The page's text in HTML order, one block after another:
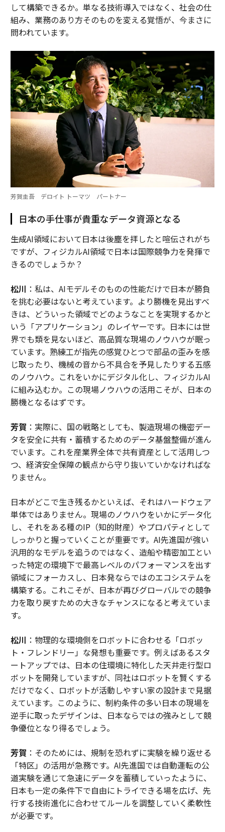
して構築できるか。単なる技術導入ではなく、社会の仕
組み、業務のあり方そのものを変える覚悟が、今まさに
問われています。
芳賀圭吾 デロイト トーマツ パートナー
日本の手仕事が貴重なデータ資源となる
――生成AI領域において日本は後塵を拝したと喧伝されがち
ですが、フィジカルAI領域で日本は国際競争力を発揮で
きるのでしょうか？
松川 ：私は、AIモデルそのものの性能だけで日本が勝負
を挑む必要はないと考えています。より勝機を見出すべ
きは、どういった領域でどのようなことを実現するかと
いう「アプリケーション」のレイヤーです。日本には世
界でも類を見ないほど、高品質な現場のノウハウが眠っ
ています。熟練工が指先の感覚ひとつで部品の歪みを感
じ取ったり、機械の音から不具合を予見したりする五感
のノウハウ。これをいかにデジタル化し、フィジカルAI
に組み込むか。この現場ノウハウの活用こそが、日本の
勝機となるはずです。
芳賀 ：実際に、国の戦略としても、製造現場の機密デー
タを安全に共有・蓄積するためのデータ基盤整備が進ん
でいます。これを産業界全体で共有資産として活用しつ
つ、経済安全保障の観点から守り抜いていかなければな
りません。
日本がどこで生き残るかといえば、それはハードウェア
単体ではありません。現場のノウハウをいかにデータ化
し、それをある種のIP（知的財産）やプロパティとして
しっかりと握っていくことが重要です。AI先進国が強い
汎用的なモデルを追うのではなく、造船や精密加工とい
った特定の環境下で最高レベルのパフォーマンスを出す
領域にフォーカスし、日本発ならではのエコシステムを
構築する。これこそが、日本が再びグローバルでの競争
力を取り戻すための大きなチャンスになると考えていま
す。
松川 ：物理的な環境側をロボットに合わせる「ロボッ
ト・フレンドリー」な発想も重要です。例えばあるスタ
ートアップでは、日本の住環境に特化した天井走行型ロ
ボットを開発していますが、同社はロボットを賢くする
だけでなく、ロボットが活動しやすい家の設計まで見据
えています。このように、制約条件の多い日本の現場を
逆手に取ったデザインは、日本ならではの強みとして競
争優位となり得るでしょう。
芳賀 ：そのためには、規制を恐れずに実験を繰り返せる
「特区」の活用が急務です。AI先進国では自動運転の公
道実験を通じて急速にデータを蓄積していったように、
日本も一定の条件下で自由にトライできる場を広げ、先
行する技術進化に合わせてルールを調整していく柔軟性
が必要です。